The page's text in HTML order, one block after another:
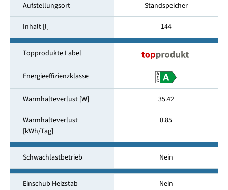
Aufstellungsort Standspeicher
Inhalt [l] 144
Topprodukte Label
Energieeffizienzklasse
Warmhalteverlust [W] 35.42
Warmhalteverlust
[kWh/Tag]
0.85
Schwachlastbetrieb Nein
Einschub Heizstab Nein